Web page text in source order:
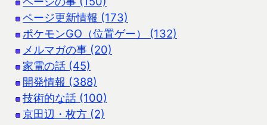
ページ更新情報 (173)
ポケモンGO（位置ゲー） (132)
メルマガの事 (20)
家電の話 (45)
開発情報 (388)
技術的な話 (100)
京田辺・枚方 (2)